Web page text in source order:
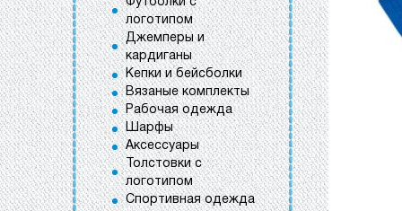
логотипом
Джемперы и
кардиганы
Кепки и бейсболки
Вязаные комплекты
Рабочая одежда
Шарфы
Аксессуары
Толстовки с
логотипом
Спортивная одежда